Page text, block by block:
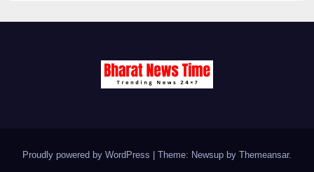
Proudly powered by WordPress Theme: Newsup by Themeansar.